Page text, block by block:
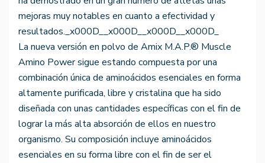
mejoras muy notables en cuanto a efectividad y
resultados._x000D__x000D__x000D__x000D_
La nueva versión en polvo de Amix M.A.P.® Muscle
Amino Power sigue estando compuesta por una
combinación única de aminoácidos esenciales en forma
altamente purificada, libre y cristalina que ha sido
diseñada con unas cantidades específicas con el fin de
lograr la más alta absorción de ellos en nuestro
organismo. Su composición incluye aminoácidos
esenciales en su forma libre con el fin de ser el